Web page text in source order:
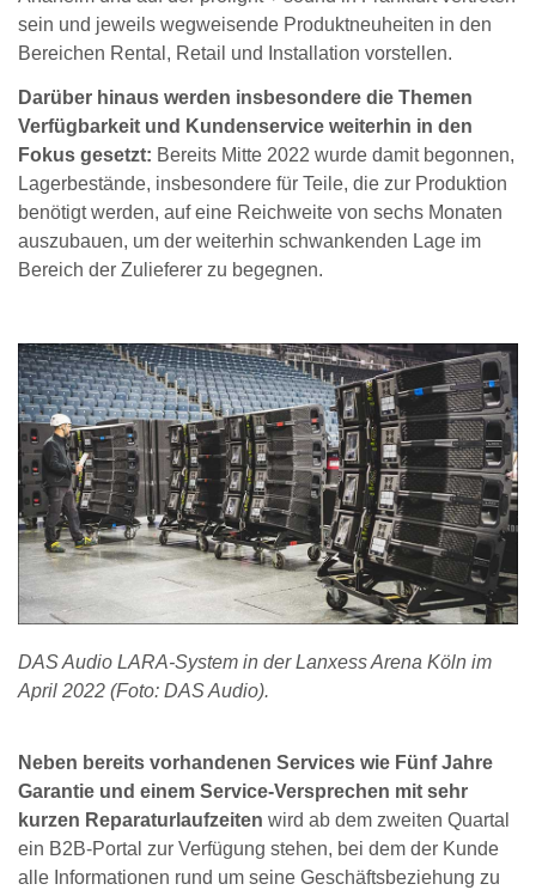
sein und jeweils wegweisende Produktneuheiten in den
Bereichen Rental, Retail und Installation vorstellen.
Darüber hinaus werden insbesondere die Themen
Verfügbarkeit und Kundenservice weiterhin in den
Fokus gesetzt: Bereits Mitte 2022 wurde damit begonnen,
Lagerbestände, insbesondere für Teile, die zur Produktion
benötigt werden, auf eine Reichweite von sechs Monaten
auszubauen, um der weiterhin schwankenden Lage im
Bereich der Zulieferer zu begegnen.
DAS Audio LARA-System in der Lanxess Arena Köln im
April 2022 (Foto: DAS Audio).
Neben bereits vorhandenen Services wie Fünf Jahre
Garantie und einem Service-Versprechen mit sehr
kurzen Reparaturlaufzeiten wird ab dem zweiten Quartal
ein B2B-Portal zur Verfügung stehen, bei dem der Kunde
alle Informationen rund um seine Geschäftsbeziehung zu